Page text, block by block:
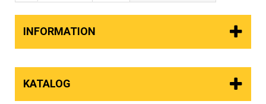
INFORMATION
KATALOG